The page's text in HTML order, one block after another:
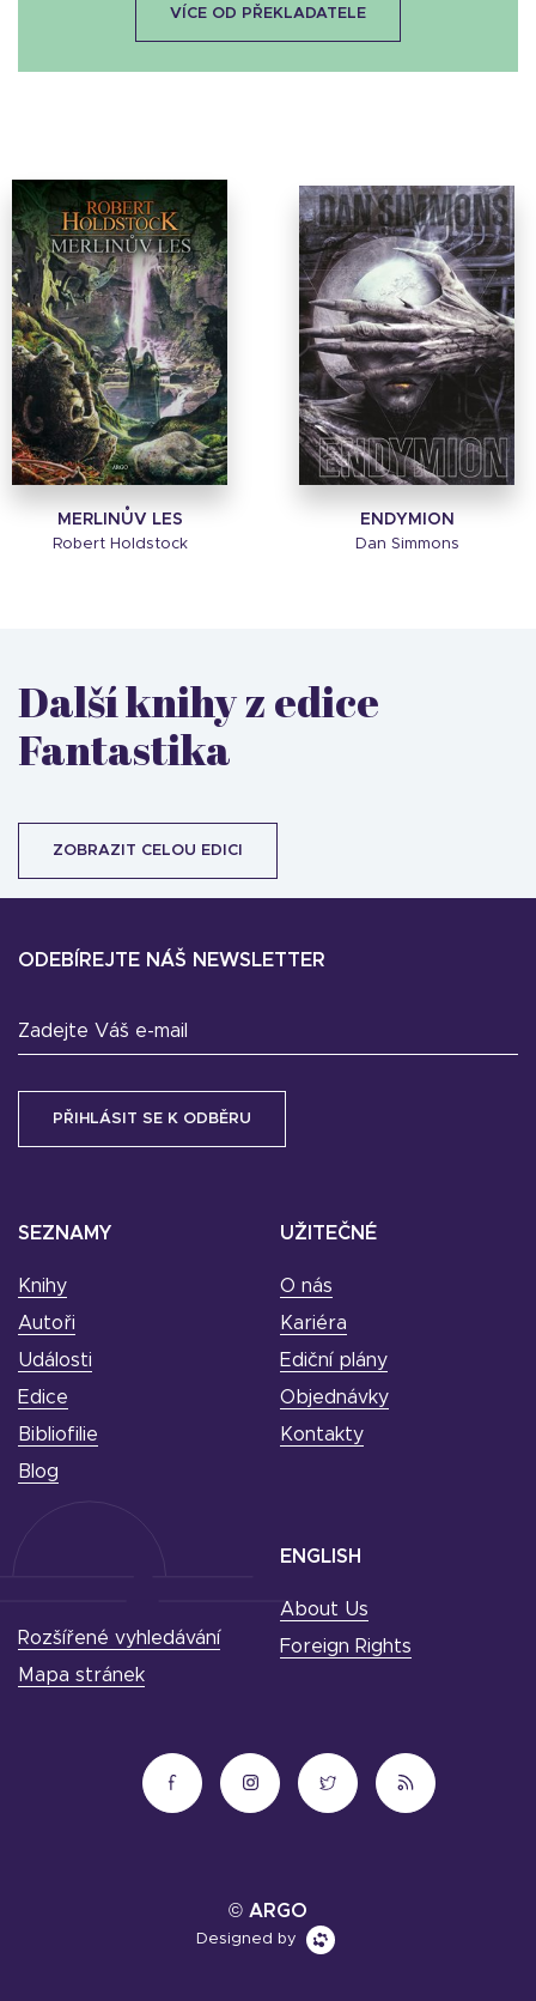
MERLINŮV LES
Robert Holdstock
ENDYMION
Dan Simmons
VÍCE OD PŘEKLADATELE
Další knihy z edice
Fantastika
ZOBRAZIT CELOU EDICI
SEZNAMY
Knihy
Autoři
Události
Edice
Bibliofilie
Blog
UŽITEČNÉ
O nás
Kariéra
Ediční plány
Objednávky
Kontakty
ODEBÍREJTE NÁŠ NEWSLETTER
Zadejte Váš e-mail
ENGLISH
About Us
Foreign Rights
Rozšířené vyhledávání
Mapa stránek
© ARGO
Designed by